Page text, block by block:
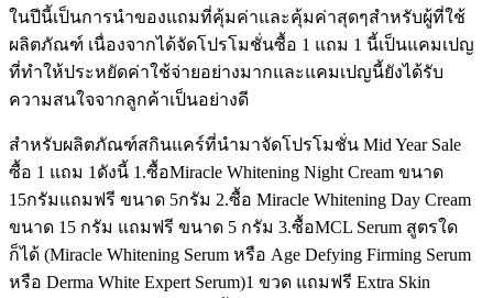
ในปีนี้เป็นการนำของแถมที่คุ้มค่าและคุ้มค่าสุดๆสำหรับผู้ที่ใช้
ผลิตภัณฑ์ เนื่องจากได้จัดโปรโมชั่นซื้อ 1 แถม 1 นี้เป็นแคมเปญ
ที่ทำให้ประหยัดค่าใช้จ่ายอย่างมากและแคมเปญนี้ยังได้รับ
ความสนใจจากลูกค้าเป็นอย่างดี
สำหรับผลิตภัณฑ์สกินแคร์ที่นำมาจัดโปรโมชั่น Mid Year Sale
ซื้อ 1 แถม 1ดังนี้ 1.ซื้อMiracle Whitening Night Cream ขนาด
15กรัมแถมฟรี ขนาด 5กรัม 2.ซื้อ Miracle Whitening Day Cream
ขนาด 15 กรัม แถมฟรี ขนาด 5 กรัม 3.ซื้อMCL Serum สูตรใด
ก็ได้ (Miracle Whitening Serum หรือ Age Defying Firming Serum
หรือ Derma White Expert Serum)1 ขวด แถมฟรี Extra Skin